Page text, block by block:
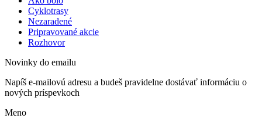
Cyklotrasy
Nezaradené
Pripravované akcie
Rozhovor
Novinky do emailu
Napíš e-mailovú adresu a budeš pravidelne dostávať informáciu o
nových príspevkoch
Meno